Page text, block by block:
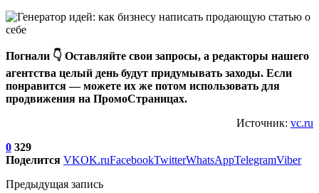
Погнали 👇 Оставляйте свои запросы, а редакторы нашего
агентства целый день будут придумывать заходы. Если
понравится — можете их же потом использовать для
продвижения на ПромоСтраницах.
Источник: vc.ru
0 329
Поделится VKOK.ruFacebookTwitterWhatsAppTelegramViber
Предыдущая запись